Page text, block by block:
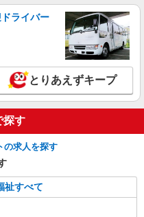
円 ＜日払い有/週払い有/交
代含む)＞
詳細を見る
支店/ms090101
1500円 ◆前払い・日払い・週払いOK
詳細を見る
ライバー
とりあえずキープ
探す
の求人を探す
祉すべて